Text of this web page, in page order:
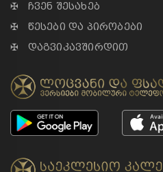
✠ ჩვენ შესახებ
✠ წესები და პირობები
✠ დაგვიკავშირდით